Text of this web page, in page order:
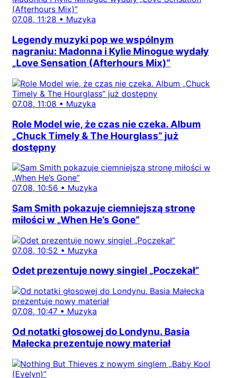
07.08, 11:28 • Muzyka
Legendy muzyki pop we wspólnym
nagraniu: Madonna i Kylie Minogue wydały
„Love Sensation (Afterhours Mix)”
07.08, 11:08 • Muzyka
Role Model wie, że czas nie czeka. Album
„Chuck Timely & The Hourglass” już
dostępny
07.08, 10:56 • Muzyka
Sam Smith pokazuje ciemniejszą stronę
miłości w „When He’s Gone”
07.08, 10:52 • Muzyka
Odet prezentuje nowy singiel „Poczekał”
07.08, 10:47 • Muzyka
Od notatki głosowej do Londynu. Basia
Małecka prezentuje nowy materiał